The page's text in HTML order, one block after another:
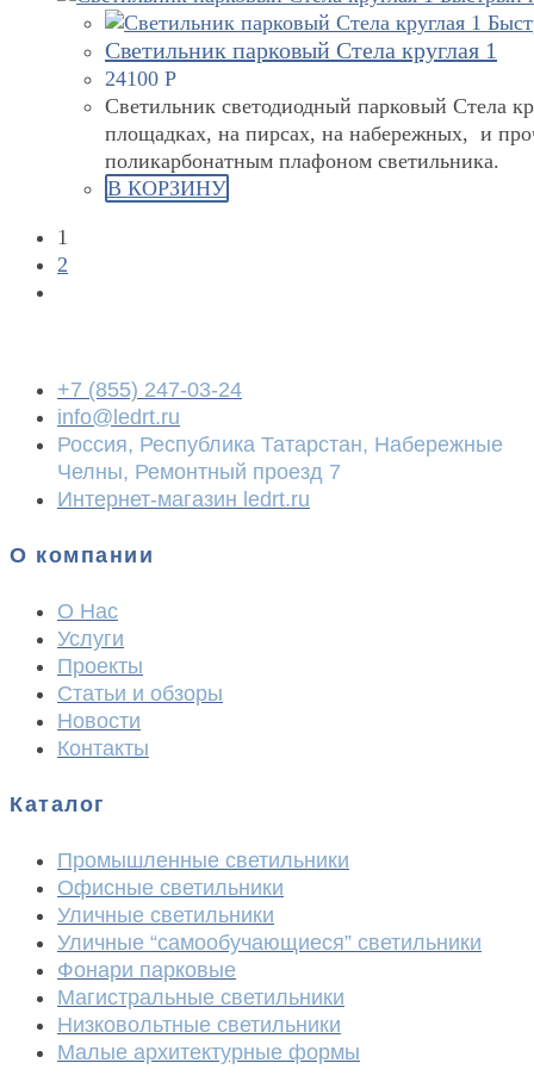
Светильник парковый Стела круглая 1
24100 Р
Светильник светодиодный парковый Стела
площадках, на пирсах, на набережных, и
поликарбонатным плафоном светильника.
В КОРЗИНУ
1
2
+7 (855) 247-03-24
info@ledrt.ru
Россия, Республика Татарстан, Набережные
Челны, Ремонтный проезд 7
Интернет-магазин ledrt.ru
О компании
О Нас
Услуги
Проекты
Статьи и обзоры
Новости
Контакты
Каталог
Промышленные светильники
Офисные светильники
Уличные светильники
Уличные “самообучающиеся” светильники
Фонари парковые
Магистральные светильники
Низковольтные светильники
Малые архитектурные формы